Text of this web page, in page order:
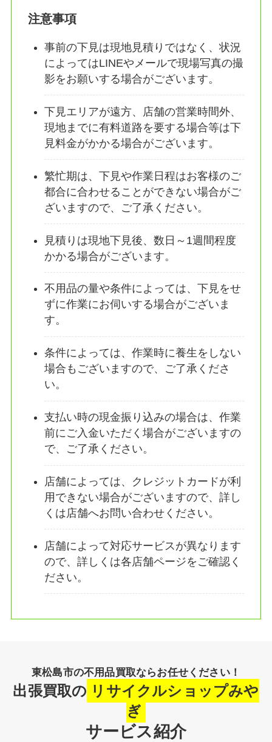
注意事項
事前の下見は現地見積りではなく、状況
によってはLINEやメールで現場写真の撮
影をお願いする場合がございます。
下見エリアが遠方、店舗の営業時間外、
現地までに有料道路を要する場合等は下
見料金がかかる場合がございます。
繁忙期は、下見や作業日程はお客様のご
都合に合わせることができない場合がご
ざいますので、ご了承ください。
見積りは現地下見後、数日～1週間程度
かかる場合がございます。
不用品の量や条件によっては、下見をせ
ずに作業にお伺いする場合がございま
す。
条件によっては、作業時に養生をしない
場合もございますので、ご了承くださ
い。
支払い時の現金振り込みの場合は、作業
前にご入金いただく場合がございますの
で、ご了承ください。
店舗によっては、クレジットカードが利
用できない場合がございますので、詳し
くは店舗へお問い合わせください。
店舗によって対応サービスが異なります
ので、詳しくは各店舗ページをご確認く
ださい。
東松島市の不用品買取ならお任せください！
出張買取の リサイクルショップみや
ぎ
サービス紹介